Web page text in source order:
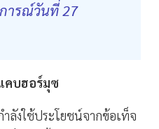
ารณ์วันที่ 27
คบฮอร์มุซ
ลังใช้ประโยชน์จากข้อเท็จ